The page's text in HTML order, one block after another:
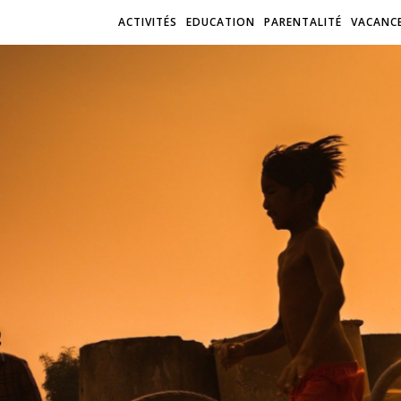
ACTIVITÉS EDUCATION PARENTALITÉ